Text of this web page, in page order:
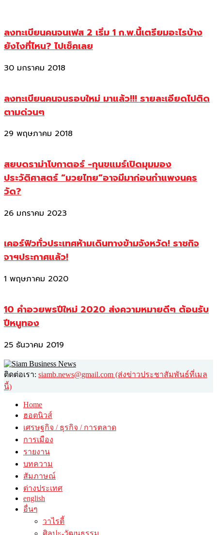
ลงทะเบียนคนจนเฟส 2 เริ่ม 1 ก.พ.นี้เตรียมอะไรบ้าง
ยังไงที่ไหน? ไปเช็คเลย
30 มกราคม 2018
ลงทะเบียนคนจนรอบใหม่ มาแล้ว!!! รายละเอียดไปติด
ตามด่วนๆ
29 พฤษภาคม 2018
สยบดราม่าโบกาตอร์ -กุนขแมร์เปิดมุมมอง
ประวัติศาสตร์ “มวยไทย”อาจมีมาก่อนกำแพงนคร
วัด?
26 มกราคม 2023
เคอร์ฟิวทั่วประเทศห้ามเดินทางข้ามจังหวัด! ราชกิจ
จาฯประกาศแล้ว!
1 พฤษภาคม 2020
10 คำอวยพรปีใหม่ 2020 ส่งความหมายดีๆ ต้อนรับ
ปีหนูทอง
25 ธันวาคม 2019
ติดต่อเรา: siamb.news@gmail.com (ส่งข่าวประชาสัมพันธ์ที่เมล
นี้)
Home
ฮอตนิวส์
เศรษฐกิจ / ธุรกิจ / การตลาด
การเมือง
รายงาน
บทความ
สัมภาษณ์
ต่างประเทศ
english
อื่นๆ
วาไรตี้
ศิลปะ-วัฒนธรรม